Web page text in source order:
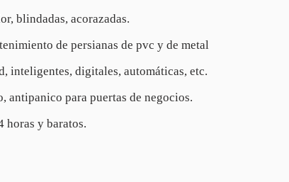
blindadas, acorazadas.
de persianas de pvc y de metal
inteligentes, digitales, automáticas, etc.
antipanico para puertas de negocios.
horas y baratos.